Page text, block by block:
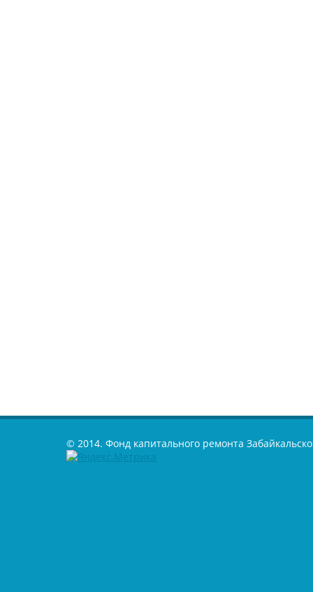
© 2014. Фонд капитального ремонта